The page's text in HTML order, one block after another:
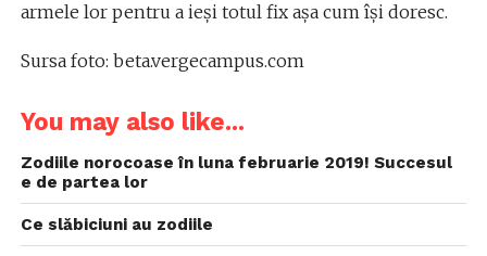
armele lor pentru a ieși totul fix așa cum își doresc.
Sursa foto: beta.vergecampus.com
You may also like...
Zodiile norocoase în luna februarie 2019! Succesul
e de partea lor
Ce slăbiciuni au zodiile